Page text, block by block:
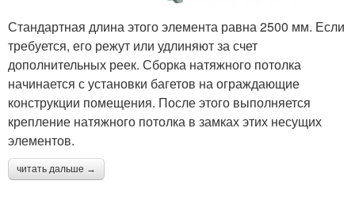
Стандартная длина этого элемента равна 2500 мм. Если
требуется, его режут или удлиняют за счет
дополнительных реек. Сборка натяжного потолка
начинается с установки багетов на ограждающие
конструкции помещения. После этого выполняется
крепление натяжного потолка в замках этих несущих
элементов.
читать дальше →